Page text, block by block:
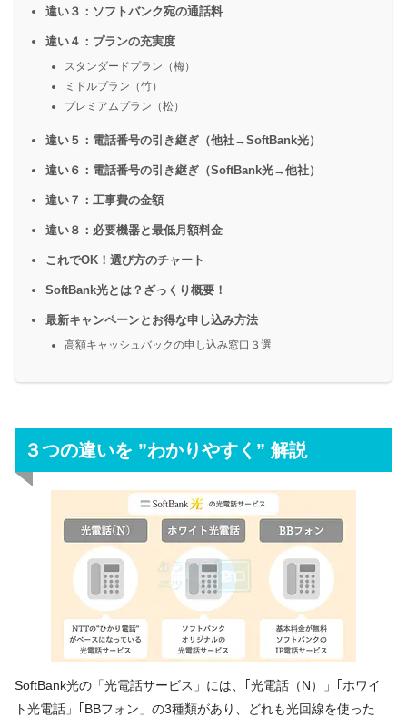
違い３：ソフトバンク宛の通話料
違い４：プランの充実度
スタンダードプラン（梅）
ミドルプラン（竹）
プレミアムプラン（松）
違い５：電話番号の引き継ぎ（他社→SoftBank光）
違い６：電話番号の引き継ぎ（SoftBank光→他社）
違い７：工事費の金額
違い８：必要機器と最低月額料金
これでOK！選び方のチャート
SoftBank光とは？ざっくり概要！
最新キャンペーンとお得な申し込み方法
高額キャッシュバックの申し込み窓口３選
３つの違いを ”わかりやすく” 解説
SoftBank光の「光電話サービス」には、｢光電話（N）」｢ホワイ
ト光電話」｢BBフォン」の3種類があり、どれも光回線を使った